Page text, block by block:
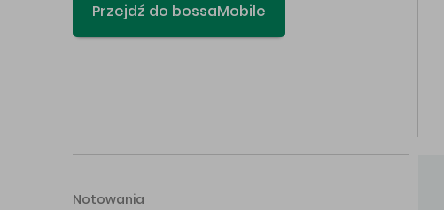
Przejdź do bossaMobile
Notowania